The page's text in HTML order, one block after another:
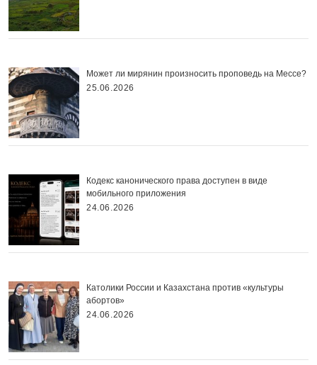
Может ли мирянин произносить проповедь на Мессе?
25.06.2026
Кодекс канонического права доступен в виде
мобильного приложения
24.06.2026
Католики России и Казахстана против «культуры
абортов»
24.06.2026